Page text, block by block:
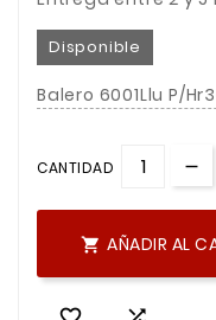
Disponible
Balero 6001Llu P/
CANTIDAD
 AÑADIR AL